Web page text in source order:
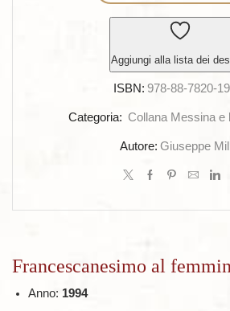
Aggiungi alla lista dei
ISBN: 978-88-7820-
Categoria: Collana Messina e
Autore: Giuseppe
Francescanesimo al
Anno: 1994